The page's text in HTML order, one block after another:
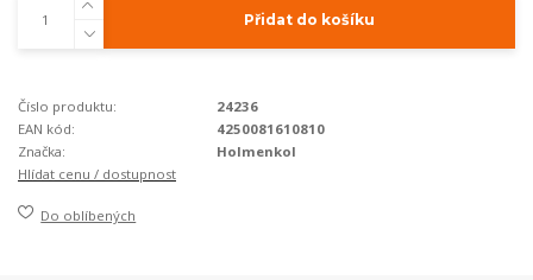
Přidat do košíku
Číslo produktu:
24236
EAN kód:
4250081610810
Značka:
Holmenkol
Hlídat cenu / dostupnost
Do oblíbených